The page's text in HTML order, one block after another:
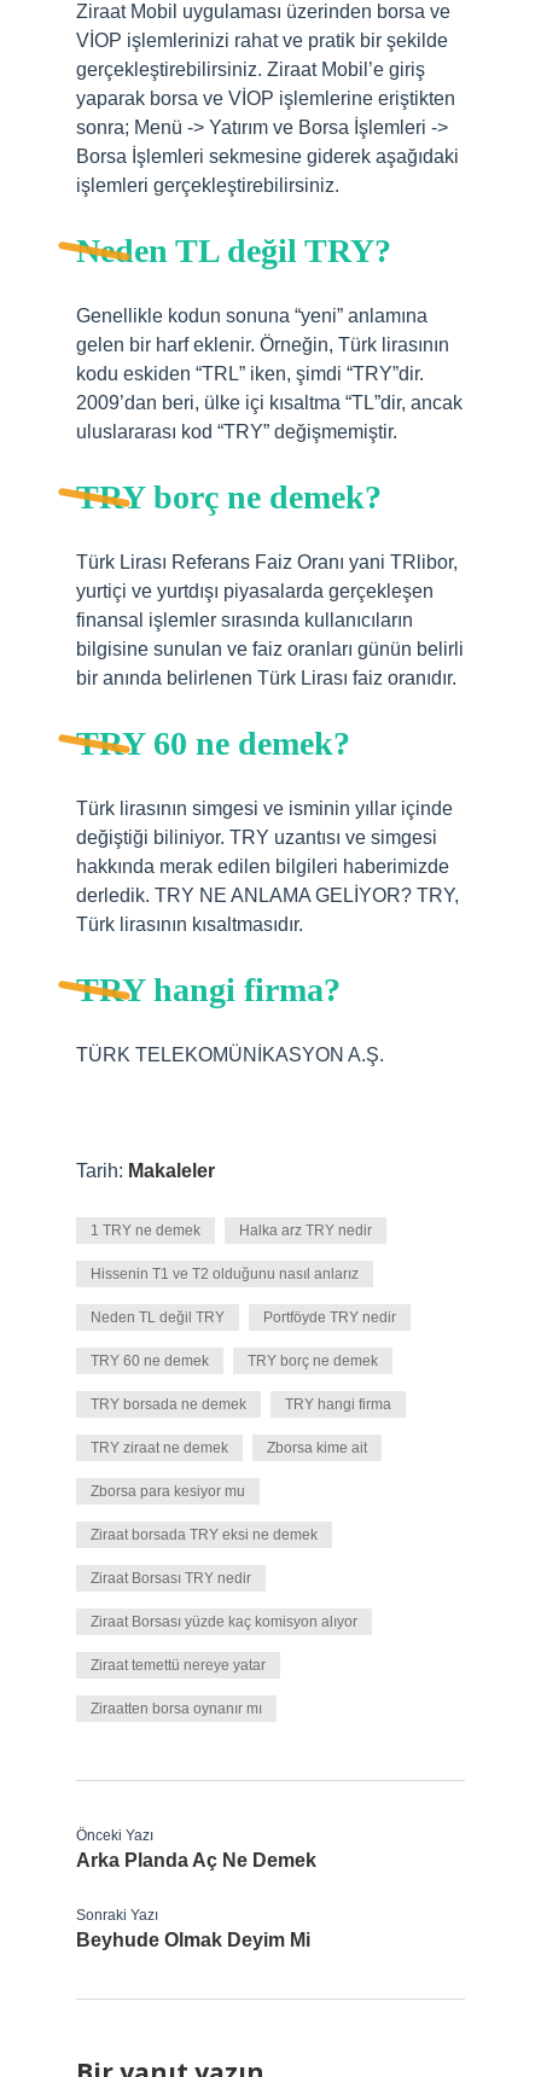
Ziraat Mobil uygulaması üzerinden borsa ve
VİOP işlemlerinizi rahat ve pratik bir şekilde
gerçekleştirebilirsiniz. Ziraat Mobil’e giriş
yaparak borsa ve VİOP işlemlerine eriştikten
sonra; Menü -> Yatırım ve Borsa İşlemleri ->
Borsa İşlemleri sekmesine giderek aşağıdaki
işlemleri gerçekleştirebilirsiniz.
Neden TL değil TRY?
Genellikle kodun sonuna “yeni” anlamına
gelen bir harf eklenir. Örneğin, Türk lirasının
kodu eskiden “TRL” iken, şimdi “TRY”dir.
2009’dan beri, ülke içi kısaltma “TL”dir, ancak
uluslararası kod “TRY” değişmemiştir.
TRY borç ne demek?
Türk Lirası Referans Faiz Oranı yani TRlibor,
yurtiçi ve yurtdışı piyasalarda gerçekleşen
finansal işlemler sırasında kullanıcıların
bilgisine sunulan ve faiz oranları günün belirli
bir anında belirlenen Türk Lirası faiz oranıdır.
TRY 60 ne demek?
Türk lirasının simgesi ve isminin yıllar içinde
değiştiği biliniyor. TRY uzantısı ve simgesi
hakkında merak edilen bilgileri haberimizde
derledik. TRY NE ANLAMA GELİYOR? TRY,
Türk lirasının kısaltmasıdır.
TRY hangi firma?
TÜRK TELEKOMÜNİKASYON A.Ş.
Tarih: Makaleler
1 TRY ne demek Halka arz TRY nedir
Hissenin T1 ve T2 olduğunu nasıl anlarız
Neden TL değil TRY Portföyde TRY nedir
TRY 60 ne demek TRY borç ne demek
TRY borsada ne demek TRY hangi firma
TRY ziraat ne demek Zborsa kime ait
Zborsa para kesiyor mu
Ziraat borsada TRY eksi ne demek
Ziraat Borsası TRY nedir
Ziraat Borsası yüzde kaç komisyon alıyor
Ziraat temettü nereye yatar
Ziraatten borsa oynanır mı
Önceki Yazı
Arka Planda Aç Ne Demek
Sonraki Yazı
Beyhude Olmak Deyim Mi